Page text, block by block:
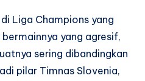
Liga Champions yang
yang agresif,
sering dibandingkan
pilar Timnas Slovenia,